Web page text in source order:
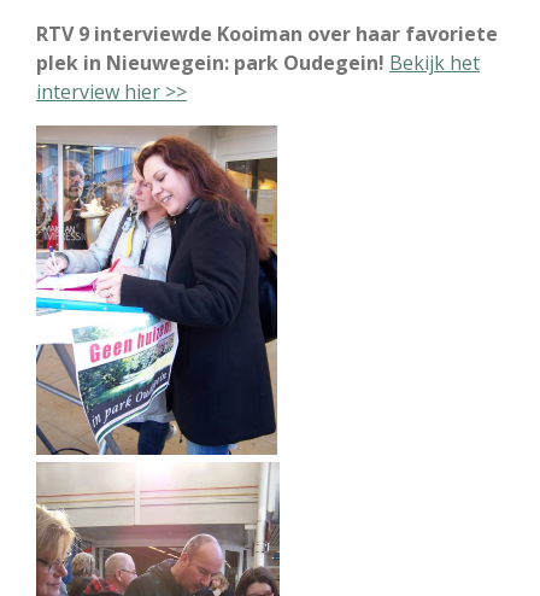
RTV 9 interviewde Kooiman over haar favoriete
plek in Nieuwegein: park Oudegein! Bekijk het
interview hier >>